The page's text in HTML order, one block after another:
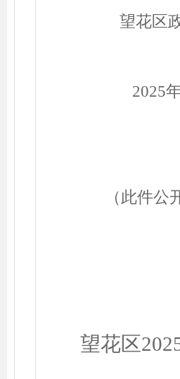
望花区
2025
（此件公
望花区202